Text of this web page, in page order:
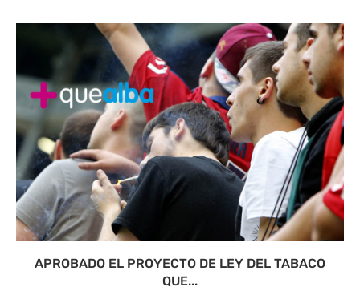
APROBADO EL PROYECTO DE LEY DEL TABACO
QUE...